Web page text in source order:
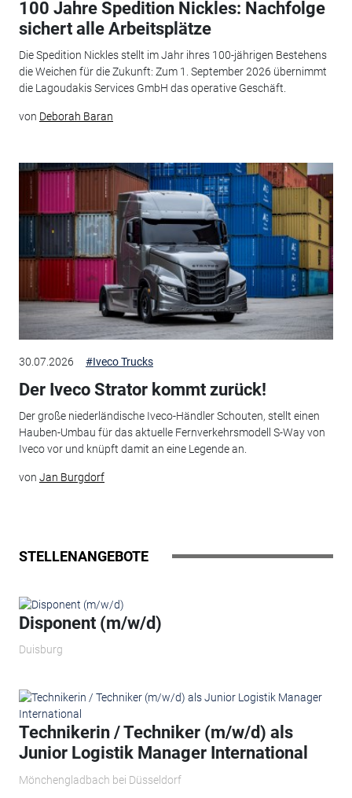
100 Jahre Spedition Nickles: Nachfolge
sichert alle Arbeitsplätze
Die Spedition Nickles stellt im Jahr ihres 100-jährigen Bestehens
die Weichen für die Zukunft: Zum 1. September 2026 übernimmt
die Lagoudakis Services GmbH das operative Geschäft.
von Deborah Baran
30.07.2026 #Iveco Trucks
Der Iveco Strator kommt zurück!
Der große niederländische Iveco-Händler Schouten, stellt einen
Hauben-Umbau für das aktuelle Fernverkehrsmodell S-Way von
Iveco vor und knüpft damit an eine Legende an.
von Jan Burgdorf
STELLENANGEBOTE
Disponent (m/w/d)
Duisburg
Technikerin / Techniker (m/w/d) als
Junior Logistik Manager International
Mönchengladbach bei Düsseldorf